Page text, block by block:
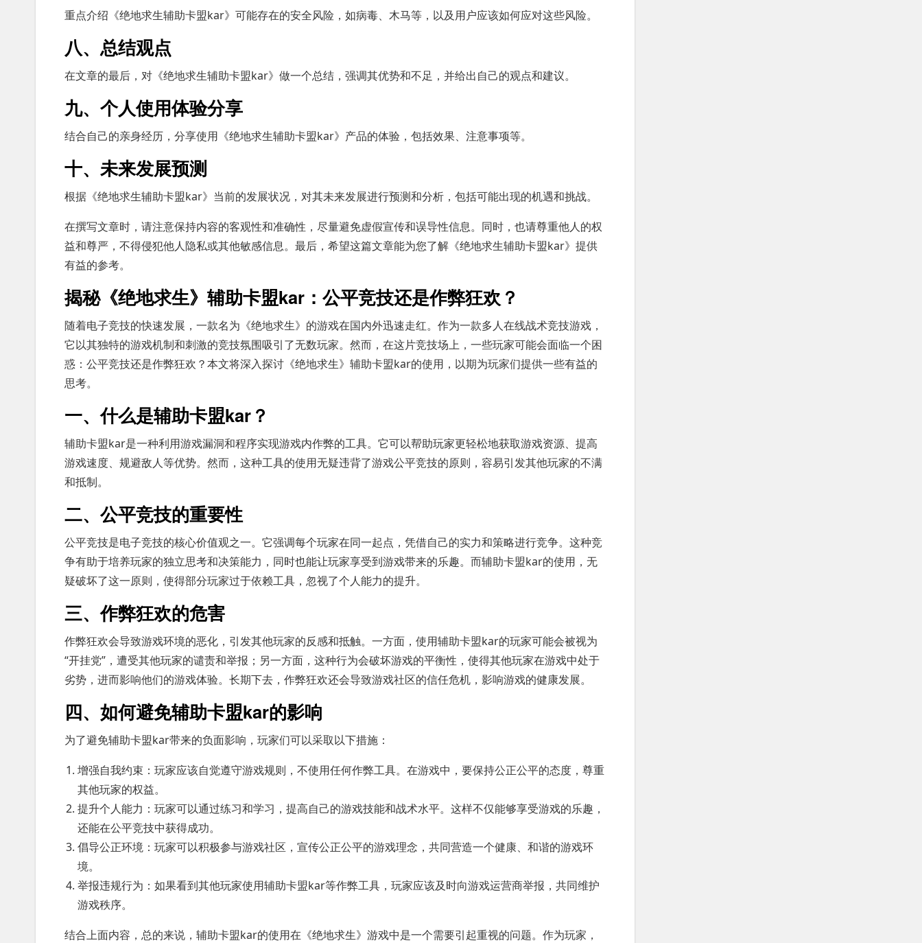
重点介绍《绝地求生辅助卡盟kar》可能存在的安全风险，如病毒、木马等，以及用户应该如何应对这些风险。
八、总结观点
在文章的最后，对《绝地求生辅助卡盟kar》做一个总结，强调其优势和不足，并给出自己的观点和建议。
九、个人使用体验分享
结合自己的亲身经历，分享使用《绝地求生辅助卡盟kar》产品的体验，包括效果、注意事项等。
十、未来发展预测
根据《绝地求生辅助卡盟kar》当前的发展状况，对其未来发展进行预测和分析，包括可能出现的机遇和挑战。
在撰写文章时，请注意保持内容的客观性和准确性，尽量避免虚假宣传和误导性信息。同时，也请尊重他人的权
益和尊严，不得侵犯他人隐私或其他敏感信息。最后，希望这篇文章能为您了解《绝地求生辅助卡盟kar》提供
有益的参考。
揭秘《绝地求生》辅助卡盟kar：公平竞技还是作弊狂欢？
随着电子竞技的快速发展，一款名为《绝地求生》的游戏在国内外迅速走红。作为一款多人在线战术竞技游戏，
它以其独特的游戏机制和刺激的竞技氛围吸引了无数玩家。然而，在这片竞技场上，一些玩家可能会面临一个困
惑：公平竞技还是作弊狂欢？本文将深入探讨《绝地求生》辅助卡盟kar的使用，以期为玩家们提供一些有益的
思考。
一、什么是辅助卡盟kar？
辅助卡盟kar是一种利用游戏漏洞和程序实现游戏内作弊的工具。它可以帮助玩家更轻松地获取游戏资源、提高
游戏速度、规避敌人等优势。然而，这种工具的使用无疑违背了游戏公平竞技的原则，容易引发其他玩家的不满
和抵制。
二、公平竞技的重要性
公平竞技是电子竞技的核心价值观之一。它强调每个玩家在同一起点，凭借自己的实力和策略进行竞争。这种竞
争有助于培养玩家的独立思考和决策能力，同时也能让玩家享受到游戏带来的乐趣。而辅助卡盟kar的使用，无
疑破坏了这一原则，使得部分玩家过于依赖工具，忽视了个人能力的提升。
三、作弊狂欢的危害
作弊狂欢会导致游戏环境的恶化，引发其他玩家的反感和抵触。一方面，使用辅助卡盟kar的玩家可能会被视为
“开挂党”，遭受其他玩家的谴责和举报；另一方面，这种行为会破坏游戏的平衡性，使得其他玩家在游戏中处于
劣势，进而影响他们的游戏体验。长期下去，作弊狂欢还会导致游戏社区的信任危机，影响游戏的健康发展。
四、如何避免辅助卡盟kar的影响
为了避免辅助卡盟kar带来的负面影响，玩家们可以采取以下措施：
增强自我约束：玩家应该自觉遵守游戏规则，不使用任何作弊工具。在游戏中，要保持公正公平的态度，尊重
其他玩家的权益。
提升个人能力：玩家可以通过练习和学习，提高自己的游戏技能和战术水平。这样不仅能够享受游戏的乐趣，
还能在公平竞技中获得成功。
倡导公正环境：玩家可以积极参与游戏社区，宣传公正公平的游戏理念，共同营造一个健康、和谐的游戏环
境。
举报违规行为：如果看到其他玩家使用辅助卡盟kar等作弊工具，玩家应该及时向游戏运营商举报，共同维护
游戏秩序。
结合上面内容，总的来说，辅助卡盟kar的使用在《绝地求生》游戏中是一个需要引起重视的问题。作为玩家，